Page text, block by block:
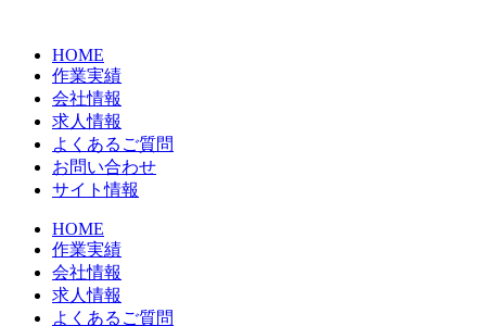
HOME
作業実績
会社情報
求人情報
よくあるご質問
お問い合わせ
サイト情報
HOME
作業実績
会社情報
求人情報
よくあるご質問